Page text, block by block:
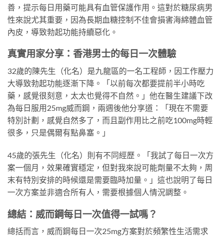
善，提示每日用藥可能具有血管保護作用。這對於糖尿病男
性來說尤其重要，因為長期血糖控制不佳會損害海綿體血管
內皮，導致勃起功能持續惡化。
真實用家分享：香港男士的每日一次體驗
32歲的陳先生（化名）是九龍區的一名工程師，因工作壓力
大導致勃起功能逐漸下降。「以前每次都要提前半小時吃
藥，感覺很刻意，太太也覺得不自然。」他在醫生建議下改
為每日服用25mg威而鋼，兩週後他分享道：「現在不需要
特別計劃，感覺自然多了，而且副作用比之前吃100mg時輕
很多，只是偶爾有點鼻塞。」
45歲的張先生（化名）則有不同經歷。「我試了每日一次方
案一個月，效果確實穩定，但對我來說可能劑量不太夠，周
末有特別安排的時候還是需要臨時加量。」這也說明了每日
一次方案並非適合所有人，需要根據個人情況調整。
總結：威而鋼每日一次值得一試嗎？
總括而言，威而鋼每日一次25mg方案對於頻繁性生活需求